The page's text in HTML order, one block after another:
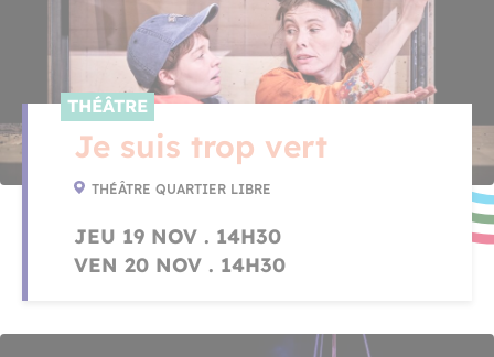
THÉÂTRE
Je suis trop vert
THÉÂTRE QUARTIER LIBRE
JEU 19 NOV . 14H30
VEN 20 NOV . 14H30